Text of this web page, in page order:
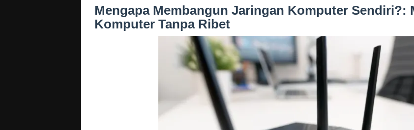
Mengapa Membangun Jaringan Komputer Sendiri?:
Komputer Tanpa Ribet